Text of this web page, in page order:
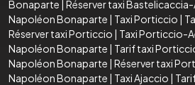
Bonaparte | Réserver taxi
Napoléon Bonaparte | Taxi Porticcio |
Réserver taxi Porticcio | Taxi Porticcio-
Napoléon Bonaparte | Tarif taxi
Napoléon Bonaparte | Réserver taxi
Napoléon Bonaparte | Taxi Ajaccio |